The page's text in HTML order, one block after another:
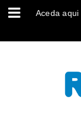
Aceda aqui